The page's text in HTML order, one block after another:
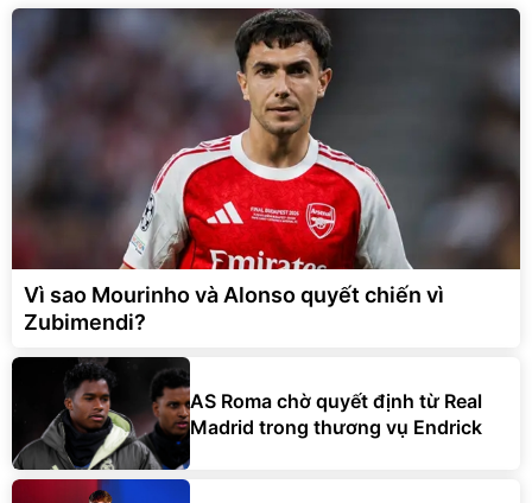
Vì sao Mourinho và Alonso quyết chiến vì
Zubimendi?
AS Roma chờ quyết định từ Real
Madrid trong thương vụ Endrick